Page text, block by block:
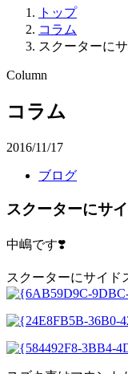
トップ
コラム
スクーターに
Column
コラム
2016/11/17
ブログ
スクーターにサ
中嶋です❣️
スクーターにサイド